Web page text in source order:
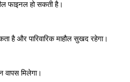
फाइनल हो सकती है।
है और पारिवारिक माहौल सुखद रहेगा।
मिलेगा।